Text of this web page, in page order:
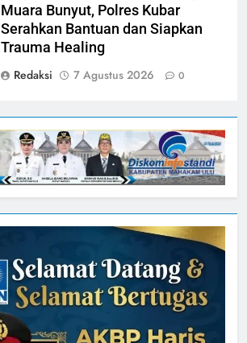
Muara Bunyut, Polres Kubar
Serahkan Bantuan dan Siapkan
Trauma Healing
Redaksi
7 Agustus 2026 0